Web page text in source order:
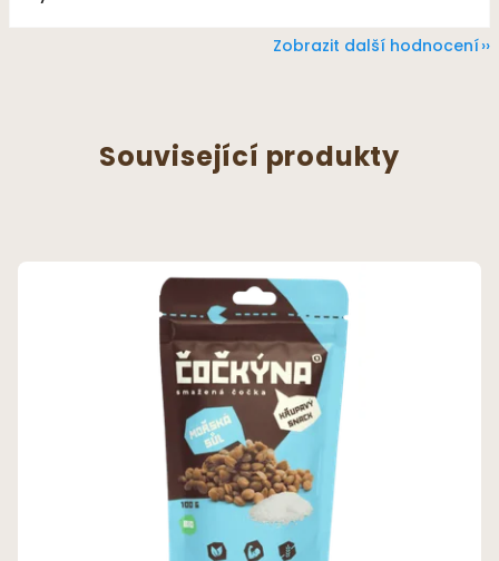
Zobrazit další hodnocení
Související produkty